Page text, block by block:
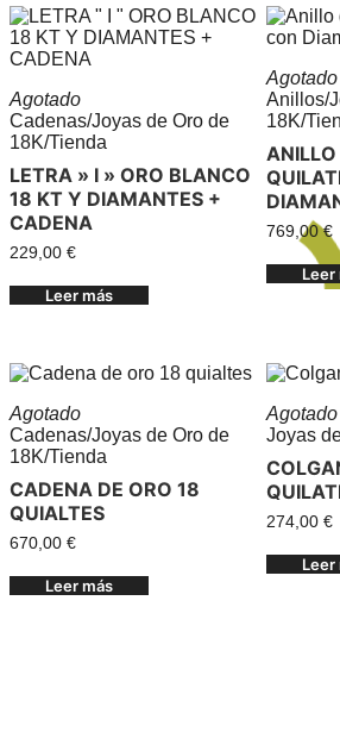
Agotado
Cadenas/Joyas de Oro de
18K/Tienda
LETRA » I » ORO BLANCO
18 KT Y DIAMANTES +
CADENA
229,00 €
Leer más
Agotado
Anillos/
18K/
ANILLO
769,00€
Leer
Agotado
Cadenas/Joyas de Oro de
18K/Tienda
CADENA DE ORO 18
QUIALTES
670,00 €
Leer más
Agotado
Joyas
274,00 €
Leer